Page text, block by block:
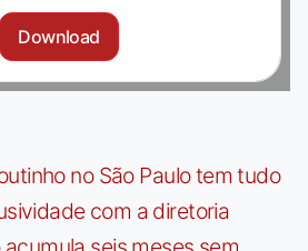
Download
no São Paulo tem tudo
com a diretoria